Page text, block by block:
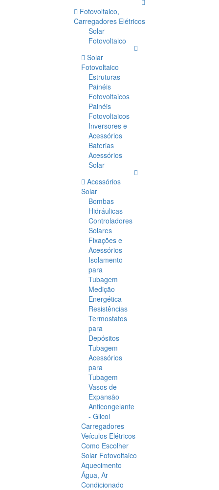
Fotovoltaico,
Carregadores Elétricos
Solar
Fotovoltaico
Solar
Fotovoltaico
Estruturas
Painéis
Fotovoltaicos
Painéis
Fotovoltaicos
Inversores e
Acessórios
Baterias
Acessórios
Solar
Acessórios
Solar
Bombas
Hidráulicas
Controladores
Solares
Fixações e
Acessórios
Isolamento
para
Tubagem
Medição
Energética
Resistências
Termostatos
para
Depósitos
Tubagem
Acessórios
para
Tubagem
Vasos de
Expansão
Anticongelante
- Glicol
Carregadores
Veículos Elétricos
Como Escolher
Solar Fotovoltaico
Aquecimento
Água, Ar
Condicionado